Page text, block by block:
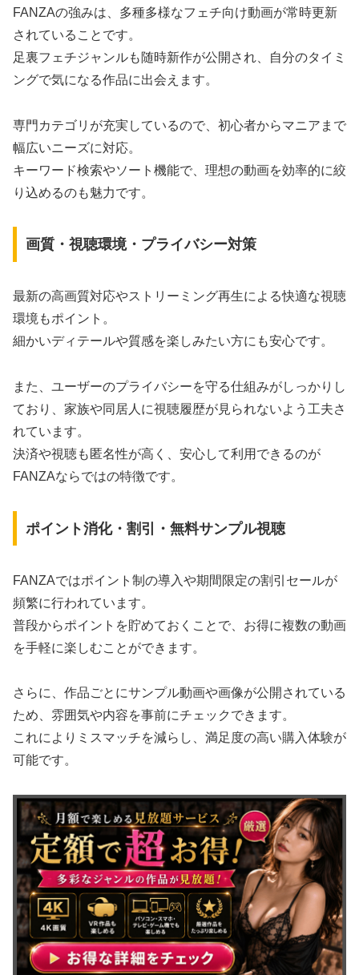
FANZAの強みは、多種多様なフェチ向け動画が常時更新
されていることです。
足裏フェチジャンルも随時新作が公開され、自分のタイミ
ングで気になる作品に出会えます。
専門カテゴリが充実しているので、初心者からマニアまで
幅広いニーズに対応。
キーワード検索やソート機能で、理想の動画を効率的に絞
り込めるのも魅力です。
画質・視聴環境・プライバシー対策
最新の高画質対応やストリーミング再生による快適な視聴
環境もポイント。
細かいディテールや質感を楽しみたい方にも安心です。
また、ユーザーのプライバシーを守る仕組みがしっかりし
ており、家族や同居人に視聴履歴が見られないよう工夫さ
れています。
決済や視聴も匿名性が高く、安心して利用できるのが
FANZAならではの特徴です。
ポイント消化・割引・無料サンプル視聴
FANZAではポイント制の導入や期間限定の割引セールが
頻繁に行われています。
普段からポイントを貯めておくことで、お得に複数の動画
を手軽に楽しむことができます。
さらに、作品ごとにサンプル動画や画像が公開されている
ため、雰囲気や内容を事前にチェックできます。
これによりミスマッチを減らし、満足度の高い購入体験が
可能です。